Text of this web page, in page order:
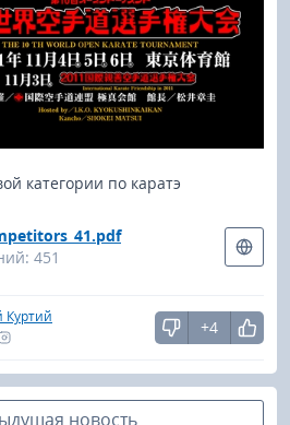
категории по каратэ
451
Куртий
+4
новость